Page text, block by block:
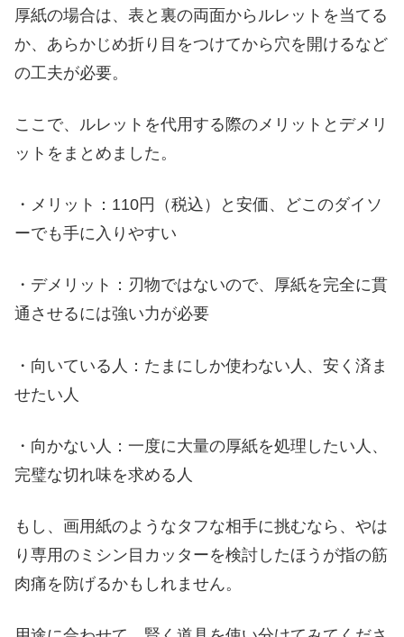
厚紙の場合は、表と裏の両面からルレットを当てる
か、あらかじめ折り目をつけてから穴を開けるなど
の工夫が必要。
ここで、ルレットを代用する際のメリットとデメリ
ットをまとめました。
・メリット：110円（税込）と安価、どこのダイソ
ーでも手に入りやすい
・デメリット：刃物ではないので、厚紙を完全に貫
通させるには強い力が必要
・向いている人：たまにしか使わない人、安く済ま
せたい人
・向かない人：一度に大量の厚紙を処理したい人、
完璧な切れ味を求める人
もし、画用紙のようなタフな相手に挑むなら、やは
り専用のミシン目カッターを検討したほうが指の筋
肉痛を防げるかもしれません。